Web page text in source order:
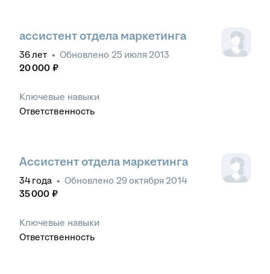
ассистент отдела маркетинга
36лет • Обновлено 25 июля 2013
20 000 ₽
Ключевые навыки
Ответственность
Ассистент отдела маркетинга
34 года • Обновлено 29 октября 2014
35 000 ₽
Ключевые навыки
Ответственность